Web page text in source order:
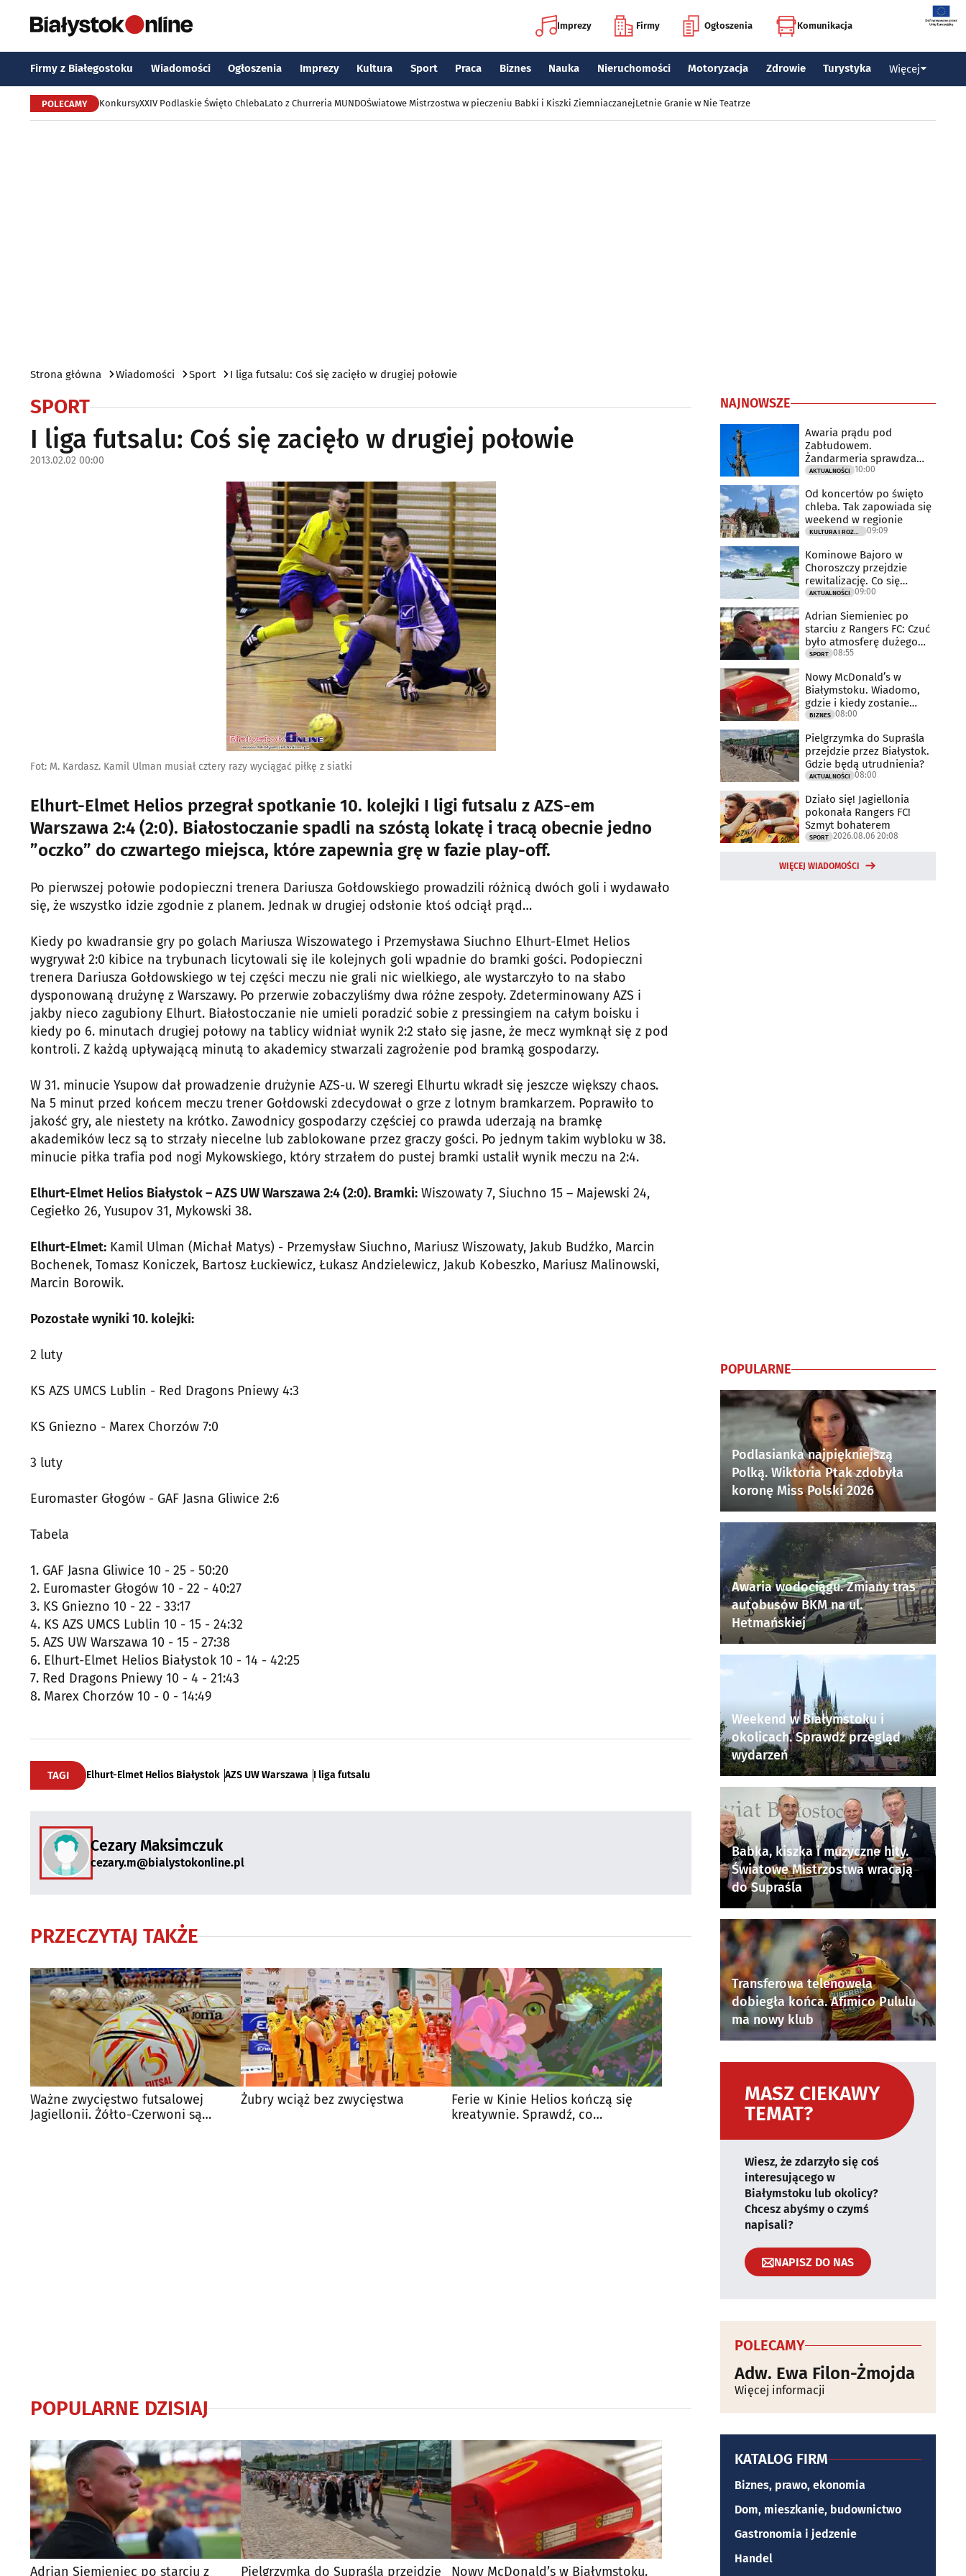
Imprezy Firmy Ogłoszenia Komunikacja
Firmy z Białegostoku Wiadomości Ogłoszenia Imprezy Kultura Sport Praca Biznes Nauka Nieruchomości Motoryzacja Zdrowie Turystyka Więcej
POLECAMY KonkursyXXIV Podlaskie Święto ChlebaLato z Churreria MUNDOŚwiatowe Mistrzostwa w pieczeniu Babki i Kiszki ZiemniaczanejLetnie Granie w Nie Teatrze
Strona główna Wiadomości Sport I liga futsalu: Coś się zacięło w drugiej połowie
SPORT
I liga futsalu: Coś się zacięło w drugiej połowie
2013.02.02 00:00
Fot: M. Kardasz. Kamil Ulman musiał cztery razy wyciągać piłkę z siatki
Elhurt-Elmet Helios przegrał spotkanie 10. kolejki I ligi futsalu z AZS-em
Warszawa 2:4 (2:0). Białostoczanie spadli na szóstą lokatę i tracą obecnie jedno
”oczko” do czwartego miejsca, które zapewnia grę w fazie play-off.
Po pierwszej połowie podopieczni trenera Dariusza Gołdowskiego prowadzili różnicą dwóch goli i wydawało
się, że wszystko idzie zgodnie z planem. Jednak w drugiej odsłonie ktoś odciął prąd…
Kiedy po kwadransie gry po golach Mariusza Wiszowatego i Przemysława Siuchno Elhurt-Elmet Helios
wygrywał 2:0 kibice na trybunach licytowali się ile kolejnych goli wpadnie do bramki gości. Podopieczni
trenera Dariusza Gołdowskiego w tej części meczu nie grali nic wielkiego, ale wystarczyło to na słabo
dysponowaną drużynę z Warszawy. Po przerwie zobaczyliśmy dwa różne zespoły. Zdeterminowany AZS i
jakby nieco zagubiony Elhurt. Białostoczanie nie umieli poradzić sobie z pressingiem na całym boisku i
kiedy po 6. minutach drugiej połowy na tablicy widniał wynik 2:2 stało się jasne, że mecz wymknął się z pod
kontroli. Z każdą upływającą minutą to akademicy stwarzali zagrożenie pod bramką gospodarzy.
W 31. minucie Ysupow dał prowadzenie drużynie AZS-u. W szeregi Elhurtu wkradł się jeszcze większy chaos.
Na 5 minut przed końcem meczu trener Gołdowski zdecydował o grze z lotnym bramkarzem. Poprawiło to
jakość gry, ale niestety na krótko. Zawodnicy gospodarzy częściej co prawda uderzają na bramkę
akademików lecz są to strzały niecelne lub zablokowane przez graczy gości. Po jednym takim wybloku w 38.
minucie piłka trafia pod nogi Mykowskiego, który strzałem do pustej bramki ustalił wynik meczu na 2:4.
Elhurt-Elmet Helios Białystok – AZS UW Warszawa 2:4 (2:0). Bramki: Wiszowaty 7, Siuchno 15 – Majewski 24,
Cegiełko 26, Yusupov 31, Mykowski 38.
Elhurt-Elmet: Kamil Ulman (Michał Matys) - Przemysław Siuchno, Mariusz Wiszowaty, Jakub Budźko, Marcin
Bochenek, Tomasz Koniczek, Bartosz Łuckiewicz, Łukasz Andzielewicz, Jakub Kobeszko, Mariusz Malinowski,
Marcin Borowik.
Pozostałe wyniki 10. kolejki:
2 luty
KS AZS UMCS Lublin - Red Dragons Pniewy 4:3
KS Gniezno - Marex Chorzów 7:0
3 luty
Euromaster Głogów - GAF Jasna Gliwice 2:6
Tabela
1. GAF Jasna Gliwice 10 - 25 - 50:20
2. Euromaster Głogów 10 - 22 - 40:27
3. KS Gniezno 10 - 22 - 33:17
4. KS AZS UMCS Lublin 10 - 15 - 24:32
5. AZS UW Warszawa 10 - 15 - 27:38
6. Elhurt-Elmet Helios Białystok 10 - 14 - 42:25
7. Red Dragons Pniewy 10 - 4 - 21:43
8. Marex Chorzów 10 - 0 - 14:49
TAGI Elhurt-Elmet Helios Białystok AZS UW Warszawa I liga futsalu
Cezary Maksimczuk
cezary.m@bialystokonline.pl
PRZECZYTAJ TAKŻE
Ważne zwycięstwo futsalowej
Jagiellonii. Żółto-Czerwoni są
Żubry wciąż bez zwycięstwa
Ferie w Kinie Helios kończą się
kreatywnie. Sprawdź, co
POPULARNE DZISIAJ
Adrian Siemieniec po starciu z Pielgrzymka do Supraśla przejdzie Nowy McDonald’s w Białymstoku.
NAJNOWSZE
Awaria prądu pod
Zabłudowem.
Żandarmeria sprawdza
udział śmigłowca
AKTUALNOŚCI 10:00
Od koncertów po święto
chleba. Tak zapowiada się
weekend w regionie
09:09
Kominowe Bajoro w
Choroszczy przejdzie
rewitalizację. Co się
zmieni?
AKTUALNOŚCI 09:00
Adrian Siemieniec po
starciu z Rangers FC: Czuć
było atmosferę dużego
meczu
SPORT 08:55
Nowy McDonald’s w
Białymstoku. Wiadomo,
gdzie i kiedy zostanie
otwarty
BIZNES 08:00
Pielgrzymka do Supraśla
przejdzie przez Białystok.
Gdzie będą utrudnienia?
AKTUALNOŚCI 08:00
Działo się! Jagiellonia
pokonała Rangers FC!
Szmyt bohaterem
SPORT 2026.08.06 20:08
WIĘCEJ WIADOMOŚCI
POPULARNE
Podlasianka najpiękniejszą
Polką. Wiktoria Ptak zdobyła
koronę Miss Polski 2026
Awaria wodociągu. Zmiany tras
autobusów BKM na ul.
Hetmańskiej
Weekend w Białymstoku i
okolicach. Sprawdź przegląd
wydarzeń
Babka, kiszka i muzyczne hity.
Światowe Mistrzostwa wracają
do Supraśla
Transferowa telenowela
dobiegła końca. Afimico Pululu
ma nowy klub
MASZ CIEKAWY
TEMAT?
Wiesz, że zdarzyło się coś
interesującego w
Białymstoku lub okolicy?
Chcesz abyśmy o czymś
napisali?
NAPISZ DO NAS
POLECAMY
Adw. Ewa Filon-Żmojda
Więcej informacji
KATALOG FIRM
Biznes, prawo, ekonomia
Dom, mieszkanie, budownictwo
Gastronomia i jedzenie
Handel